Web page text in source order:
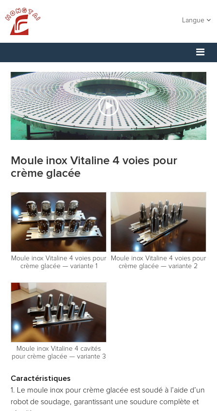
Langue
Moule inox Vitaline 4 voies pour
crème glacée
Moule inox Vitaline 4 voies pour
crème glacée — variante 1
Moule inox Vitaline 4 voies pour
crème glacée — variante 2
Moule inox Vitaline 4 cavités
pour crème glacée — variante 3
Caractéristiques
1. Le moule inox pour crème glacée est soudé à l’aide d’un
robot de soudage, garantissant une soudure complète et